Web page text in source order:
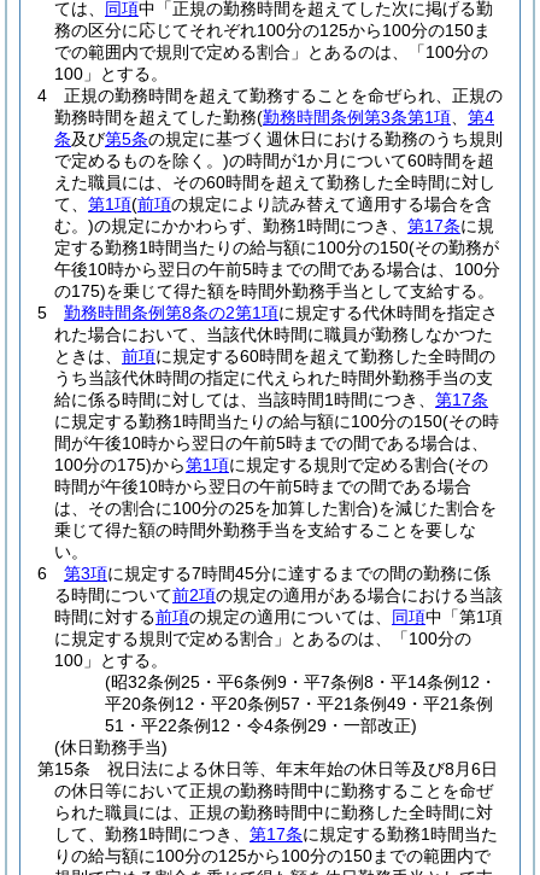
ては、 同項中「正規の勤務時間を超えてした次に掲げる勤
務の区分に応じてそれぞれ100分の125から100分の150ま
での範囲内で規則で定める割合」とあるのは、「100分の
100」とする。
4
正規の勤務時間を超えて勤務することを命ぜられ、正規の
勤務時間を超えてした勤務(勤務時間条例第3条第1項
第4
条及び第5条の規定に基づく週休日における勤務のうち規則
で定めるものを除く。)の時間が1か月について60時間を超
えた職員には、その60時間を超えて勤務した全時間に対し
て、 第1項(前項の規定により読み替えて適用する場合を含
む。)の規定にかかわらず、勤務1時間につき、 第17条に規
定する勤務1時間当たりの給与額に100分の150(その勤務が
午後10時から翌日の午前5時までの間である場合は、100分
の175)を乗じて得た額を時間外勤務手当として支給する。
5
勤務時間条例第8条の2第1項に規定する代休時間を指定さ
れた場合において、当該代休時間に職員が勤務しなかつた
ときは、 前項に規定する60時間を超えて勤務した全時間の
うち当該代休時間の指定に代えられた時間外勤務手当の支
給に係る時間に対しては、当該時間1時間につき、 第17条
に規定する勤務1時間当たりの給与額に100分の150(その時
間が午後10時から翌日の午前5時までの間である場合は、
100分の175)から第1項に規定する規則で定める割合(その
時間が午後10時から翌日の午前5時までの間である場合
は、その割合に100分の25を加算した割合)を減じた割合を
乗じて得た額の時間外勤務手当を支給することを要しな
い。
6
第3項に規定する7時間45分に達するまでの間の勤務に係
る時間について前2項の規定の適用がある場合における当該
時間に対する前項の規定の適用については、 同項中「第1項
に規定する規則で定める割合」とあるのは、「100分の
100」とする。
(昭32条例25・平6条例9・平7条例8・平14条例12・
平20条例12・平20条例57・平21条例49・平21条例
51・平22条例12・令4条例29・一部改正)
(休日勤務手当)
第15条
祝日法による休日等、年末年始の休日等及び8月6日
の休日等において正規の勤務時間中に勤務することを命ぜ
られた職員には、正規の勤務時間中に勤務した全時間に対
して、勤務1時間につき、 第17条に規定する勤務1時間当た
りの給与額に100分の125から100分の150までの範囲内で